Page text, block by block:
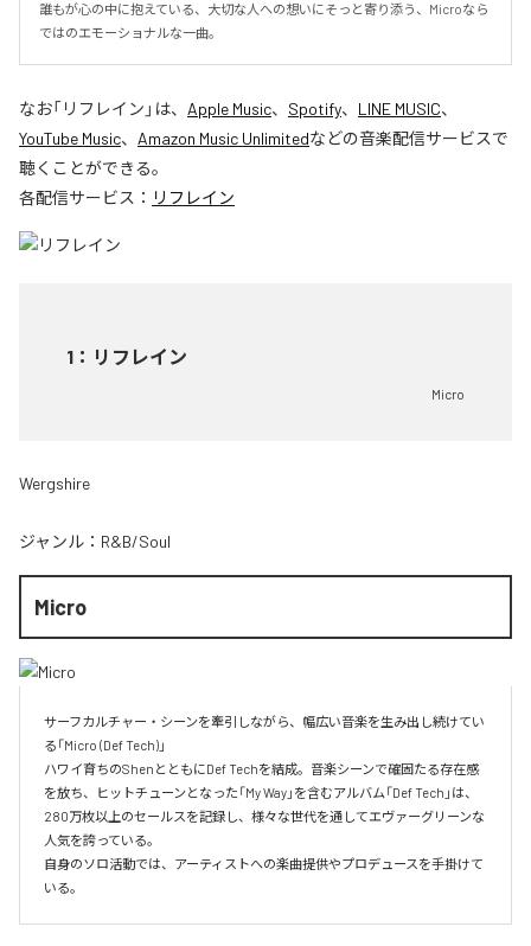
誰もが心の中に抱えている、大切な人への想いにそっと寄り添う、Microなら
ではのエモーショナルな一曲。
なお「リフレイン 」は、 Apple Music、 Spotify、 LINE MUSIC、
YouTube Music、 Amazon Music Unlimitedなどの音楽配信サービスで
聴くことができる。
各配信サービス： リフレイン
1 ： リフレイン
Micro
Wergshire
ジャンル： R&B/Soul
Micro
サーフカルチャー・シーンを牽引しながら、幅広い音楽を生み出し続けてい
る「Micro (Def Tech)」
ハワイ育ちのShenとともにDef Techを結成。音楽シーンで確固たる存在感
を放ち、ヒットチューンとなった「My Way」を含むアルバム「Def Tech」は、
280万枚以上のセールスを記録し、様々な世代を通してエヴァーグリーンな
人気を誇っている。
自身のソロ活動では、アーティストへの楽曲提供やプロデュースを手掛けて
いる。